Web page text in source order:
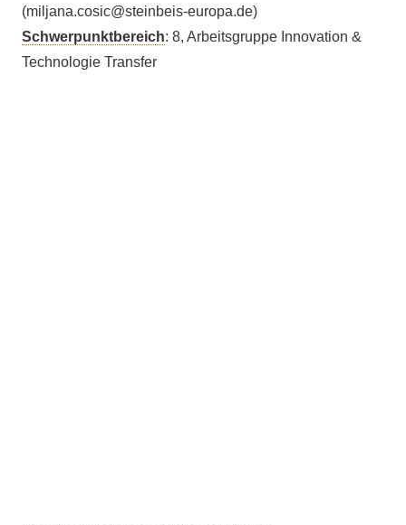
(miljana.cosic@steinbeis-europa.de)
Schwerpunktbereich: 8, Arbeitsgruppe Innovation &
Technologie Transfer